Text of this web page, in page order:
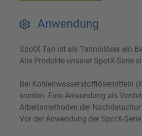
Anwendung
SpotX Tan ist als Tanninlöser ein
Alle Produkte unserer SpotX-Serie
Bei Kohlenwasserstofflösemitteln
werden. Eine Anwendung als
Arbeitsmethoden der
Vor der Anwendung der SpotX-